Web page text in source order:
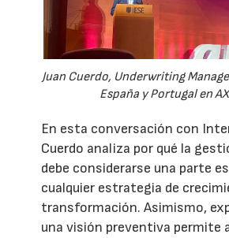
Juan Cuerdo, Underwriting
España y Portugal en
En esta conversación con
Cuerdo analiza por qué la
debe considerarse una parte
cualquier estrategia de
transformación. Asimismo,
una visión preventiva permite